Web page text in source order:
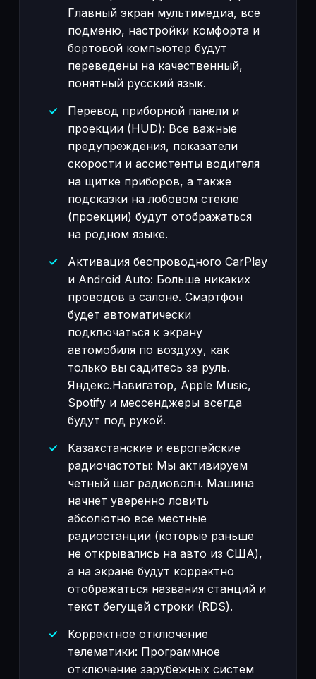
Главный экран мультимедиа, все
подменю, настройки комфорта и
бортовой компьютер будут
переведены на качественный,
понятный русский язык.
Перевод приборной панели и
проекции (HUD): Все важные
предупреждения, показатели
скорости и ассистенты водителя
на щитке приборов, а также
подсказки на лобовом стекле
(проекции) будут отображаться
на родном языке.
Активация беспроводного CarPlay
и Android Auto: Больше никаких
проводов в салоне. Смартфон
будет автоматически
подключаться к экрану
автомобиля по воздуху, как
только вы садитесь за руль.
Яндекс.Навигатор, Apple Music,
Spotify и мессенджеры всегда
будут под рукой.
Казахстанские и европейские
радиочастоты: Мы активируем
четный шаг радиоволн. Машина
начнет уверенно ловить
абсолютно все местные
радиостанции (которые раньше
не открывались на авто из США),
а на экране будут корректно
отображаться названия станций и
текст бегущей строки (RDS).
Корректное отключение
телематики: Программное
отключение зарубежных систем